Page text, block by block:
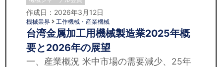
作成日：2026年3月12日
機械業界 工作機械・産業機械
台湾金属加工用機械製造業2025年概
要と2026年の展望
一、産業概況 米中市場の需要減少、25年